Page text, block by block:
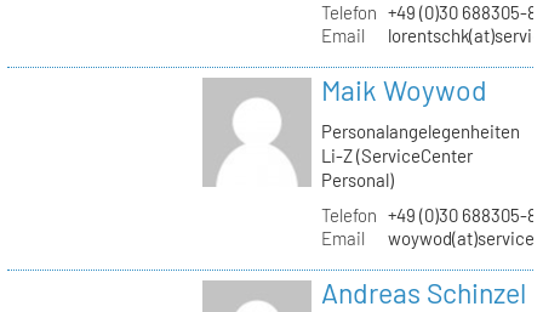
Telefon +49 (0)30 688305-
Email
Maik Woywod
Personalangelegenheiten
Li-Z (ServiceCenter
Personal)
Telefon +49 (0)30 688305-
Email
Andreas Schinzel